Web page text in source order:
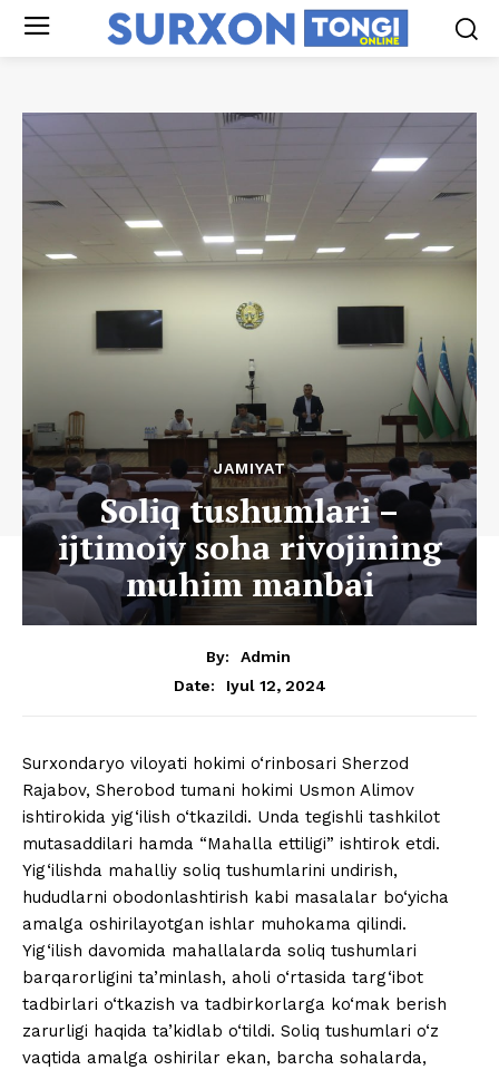
JAMIYAT
Soliq tushumlari –
ijtimoiy soha rivojining
muhim manbai
By:
Admin
Date:
Iyul 12, 2024
Surxondaryo viloyati hokimi o‘rinbosari Sherzod
Rajabov, Sherobod tumani hokimi Usmon Alimov
ishtirokida yig‘ilish o‘tkazildi. Unda tegishli tashkilot
mutasaddilari hamda “Mahalla ettiligi” ishtirok etdi.
Yig‘ilishda mahalliy soliq tushumlarini undirish,
hududlarni obodonlashtirish kabi masalalar bo‘yicha
amalga oshirilayotgan ishlar muhokama qilindi.
Yig‘ilish davomida mahallalarda soliq tushumlari
barqarorligini ta’minlash, aholi o‘rtasida targ‘ibot
tadbirlari o‘tkazish va tadbirkorlarga ko‘mak berish
zarurligi haqida ta’kidlab o‘tildi. Soliq tushumlari o‘z
vaqtida amalga oshirilar ekan, barcha sohalarda,